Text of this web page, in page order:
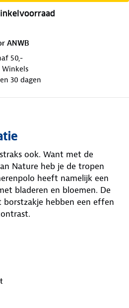
ANWB
50,-
30 dagen
ook. Want met de
Nature heb je de tropen
heeft namelijk een
bladeren en bloemen. De
borstzakje hebben een effen
zit hij heerlijk op warmere
aan jou.